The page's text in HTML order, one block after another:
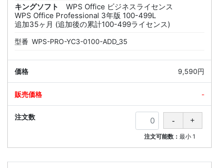
キングソフト
WPS Office ビジネスライセンス
WPS Office Professional 3年版 100-499L
追加35ヶ月 (追加後の累計100-499ライセンス)
型番 WPS-PRO-YC3-0100-ADD_35
9,590円
-
注文可能数：最小 1